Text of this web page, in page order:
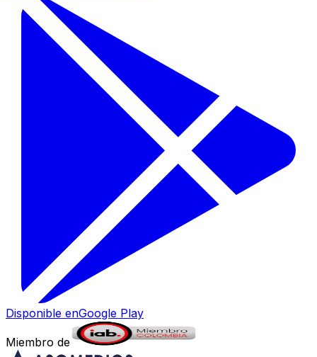
Disponible enGoogle Play
Miembro de